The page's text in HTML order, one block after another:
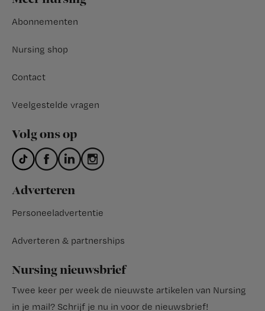
Abonnementen
Nursing shop
Contact
Veelgestelde vragen
Volg ons op
Adverteren
Personeeladvertentie
Adverteren & partnerships
Nursing nieuwsbrief
Twee keer per week de nieuwste artikelen van Nursing
in je mail? Schrijf je nu in voor de nieuwsbrief!